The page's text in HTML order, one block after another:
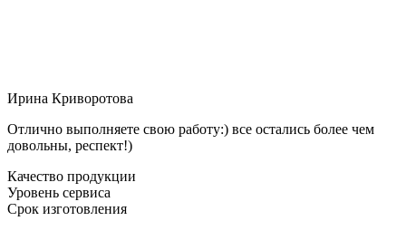
Ирина Криворотова
Отлично выполняете свою работу:) все остались более чем
довольны, респект!)
Качество продукции
Уровень сервиса
Срок изготовления